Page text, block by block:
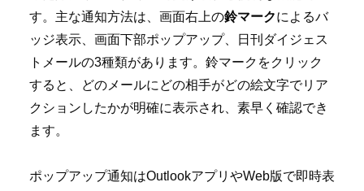
す。主な通知方法は、画面右上の鈴マークによるバ
ッジ表示、画面下部ポップアップ、日刊ダイジェス
トメールの3種類があります。鈴マークをクリック
すると、どのメールにどの相手がどの絵文字でリア
クションしたかが明確に表示され、素早く確認でき
ます。
ポップアップ通知はOutlookアプリやWeb版で即時表